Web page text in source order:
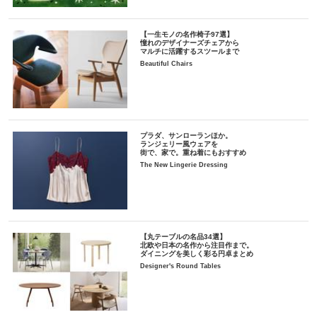
【一生モノの名作椅子97選】
憧れのデザイナーズチェアから
マルチに活躍するスツールまで
Beautiful Chairs
プラダ、サンローランほか。
ランジェリー風ウェアを
街で、家で。重ね着にもおすすめ
The New Lingerie Dressing
【丸テーブルの名品34選】
北欧や日本の名作から注目作まで。
ダイニングを美しく彩る円卓まとめ
Designer's Round Tables